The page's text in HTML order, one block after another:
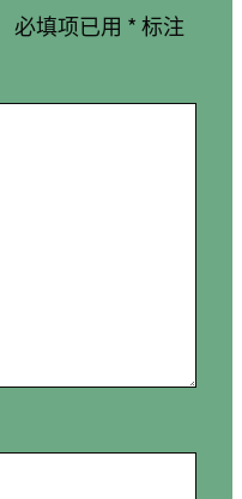
必填项已用 *标注